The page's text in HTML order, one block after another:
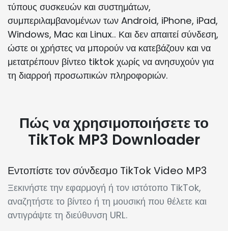
τύπους συσκευών και συστημάτων,
συμπεριλαμβανομένων των Android, iPhone, iPad,
Windows, Mac και Linux.. Και δεν απαιτεί σύνδεση,
ώστε οι χρήστες να μπορούν να κατεβάζουν και να
μετατρέπουν βίντεο tiktok χωρίς να ανησυχούν για
τη διαρροή προσωπικών πληροφοριών.
Πώς να χρησιμοποιήσετε το
TikTok MP3 Downloader
Εντοπίστε τον σύνδεσμο TikTok Video MP3
Ξεκινήστε την εφαρμογή ή τον ιστότοπο TikTok,
αναζητήστε το βίντεο ή τη μουσική που θέλετε και
αντιγράψτε τη διεύθυνση URL.